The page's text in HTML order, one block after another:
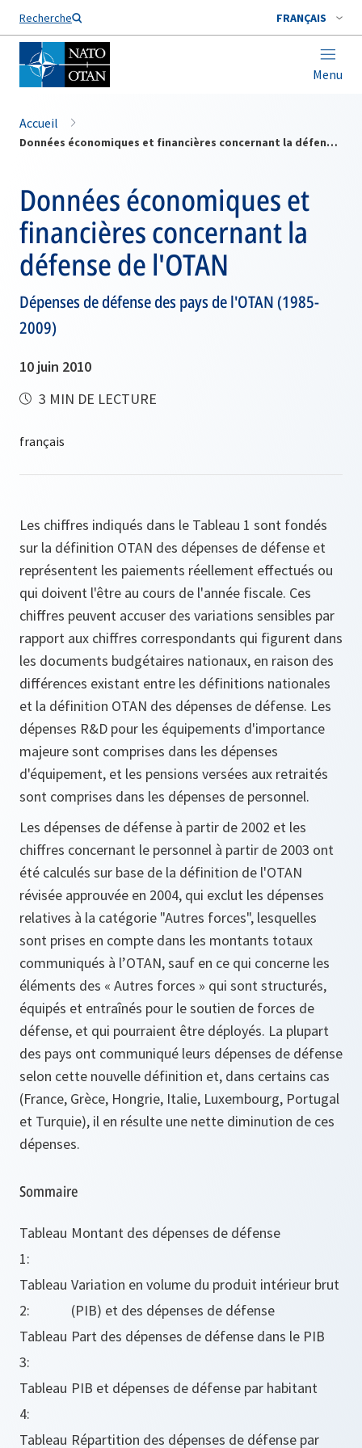
Recherche FRANÇAIS
Menu
Nom de famille*
Accueil
Données économiques et financières concernant la défense de l'OTAN
Données économiques et
financières concernant la
défense de l'OTAN
Dépenses de défense des pays de l'OTAN (1985-
2009)
10 juin 2010
3 MIN DE LECTURE
Les chiffres indiqués dans le Tableau 1 sont fondés
sur la définition OTAN des dépenses de défense et
représentent les paiements réellement effectués ou
qui doivent l'être au cours de l'année fiscale. Ces
chiffres peuvent accuser des variations sensibles par
rapport aux chiffres correspondants qui figurent dans
les documents budgétaires nationaux, en raison des
différences existant entre les définitions nationales
et la définition OTAN des dépenses de défense. Les
dépenses R&D pour les équipements d'importance
majeure sont comprises dans les dépenses
d'équipement, et les pensions versées aux retraités
sont comprises dans les dépenses de personnel.
Les dépenses de défense à partir de 2002 et les
chiffres concernant le personnel à partir de 2003 ont
été calculés sur base de la définition de l'OTAN
révisée approuvée en 2004, qui exclut les dépenses
relatives à la catégorie "Autres forces", lesquelles
sont prises en compte dans les montants totaux
communiqués à l’OTAN, sauf en ce qui concerne les
éléments des « Autres forces » qui sont structurés,
équipés et entraînés pour le soutien de forces de
défense, et qui pourraient être déployés. La plupart
des pays ont communiqué leurs dépenses de défense
selon cette nouvelle définition et, dans certains cas
(France, Grèce, Hongrie, Italie, Luxembourg, Portugal
et Turquie), il en résulte une nette diminution de ces
dépenses.
Sommaire
Tableau
1:
Montant des dépenses de défense
Tableau
2:
Variation en volume du produit intérieur brut
(PIB) et des dépenses de défense
Tableau
3:
Part des dépenses de défense dans le PIB
Tableau
4:
PIB et dépenses de défense par habitant
Tableau Répartition des dépenses de défense par